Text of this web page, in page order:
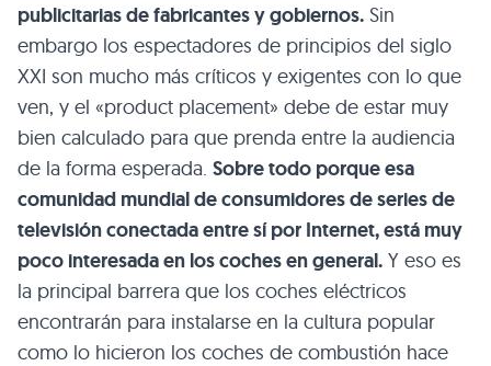
publicitarias de fabricantes y gobiernos. Sin
embargo los espectadores de principios del siglo
XXI son mucho más críticos y exigentes con lo que
ven, y el «product placement» debe de estar muy
bien calculado para que prenda entre la audiencia
de la forma esperada. Sobre todo porque esa
comunidad mundial de consumidores de series de
televisión conectada entre sí por Internet, está muy
poco interesada en los coches en general. Y eso es
la principal barrera que los coches eléctricos
encontrarán para instalarse en la cultura popular
como lo hicieron los coches de combustión hace